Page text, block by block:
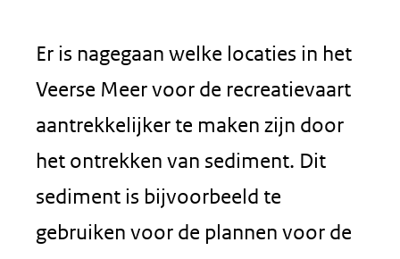
Er is nagegaan welke locaties in het
Veerse Meer voor de recreatievaart
aantrekkelijker te maken zijn door
het ontrekken van sediment. Dit
sediment is bijvoorbeeld te
gebruiken voor de plannen voor de